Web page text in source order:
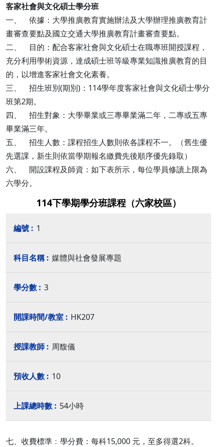
客家社會與文化碩士學分班
一、 依據：大學推廣教育實施辦法及大學辦理推廣教育計
畫審查要點及國立交通大學推廣教育計畫審查要點。
二、 目的：配合客家社會與文化碩士在職專班開授課程，
充分利用學術資源，達成碩士班等級專業知識推廣教育的目
的，以增進客家社會文化素養。
三、 招生班別(期別)：114學年度客家社會與文化碩士學分
班第2期。
四、 招生對象：大學畢業或三專畢業滿二年，二專或五專
畢業滿三年。
五、 招生人數：課程招生人數則依各課程不一。（舊生優
先選課，新生則依當學期報名繳費先後順序優先錄取）
六、 開設課程及師資：如下表所示，每位學員修讀上限為
六學分。
114下學期學分班課程（六家校區）
1
媒體與社會發展專題
3
HK207
周馥儀
10
54小時
七、收費標準﹕學分費：每科15,000 元，至多得選2科。